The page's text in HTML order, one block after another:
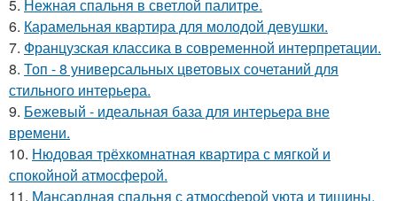
5. Нежная спальня в светлой палитре.
6. Карамельная квартира для молодой девушки.
7. Французская классика в современной интерпретации.
8. Топ - 8 универсальных цветовых сочетаний для
стильного интерьера.
9. Бежевый - идеальная база для интерьера вне
времени.
10. Нюдовая трёхкомнатная квартира с мягкой и
спокойной атмосферой.
11. Мансардная спальня с атмосферой уюта и тишины.